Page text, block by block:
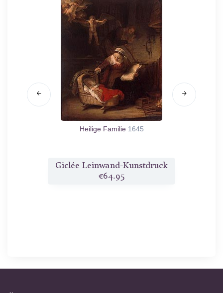
Heilige Familie 1645
Giclée Leinwand-Kunstdruck
€64.95